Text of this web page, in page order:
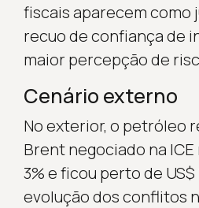
fiscais aparecem como
recuo de confiança de
maior percepção de
Cenário externo
No exterior, o petróleo
Brent negociado na
3% e ficou perto de US$
evolução dos conflitos